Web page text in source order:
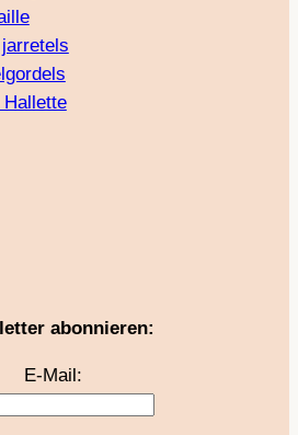
Hallette
abonnieren:
E-Mail: